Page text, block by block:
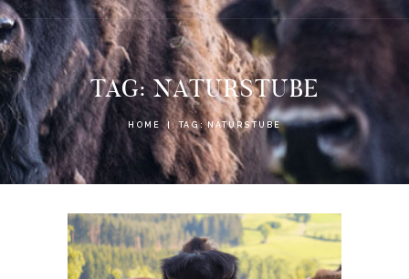
TAG: NATURSTUBE
HOME TAG: NATURSTUBE